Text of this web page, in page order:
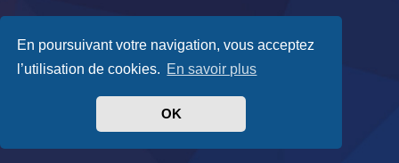
En poursuivant votre navigation, vous acceptez
l’utilisation de cookies. En savoir plus
OK